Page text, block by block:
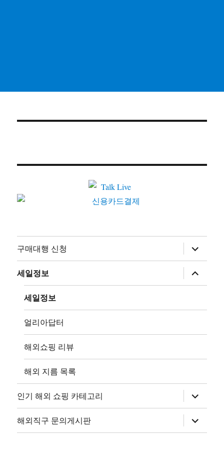
구매대행 신청
하
위
메
뉴
확
장
세일정보
하
위
메
장
세일정보
얼리아답터
해외쇼핑 리뷰
해외 지름 목록
인기 해외 쇼핑 카테고리
하
위
메
뉴
확
장
해외직구 문의게시판
하
위
메